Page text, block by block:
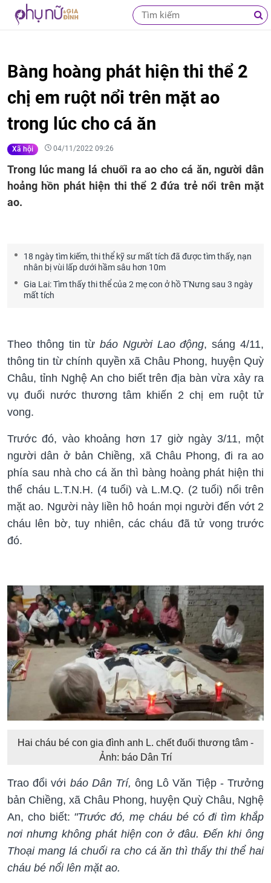
Bàng hoàng phát hiện thi thể 2
chị em ruột nổi trên mặt ao
trong lúc cho cá ăn
Xã hội 04/11/2022 09:26
Trong lúc mang lá chuối ra ao cho cá ăn, người dân
hoảng hồn phát hiện thi thể 2 đứa trẻ nổi trên mặt
ao.
18 ngày tìm kiếm, thi thể kỹ sư mất tích đã được tìm thấy, nạn
nhân bị vùi lấp dưới hầm sâu hơn 10m
Gia Lai: Tìm thấy thi thể của 2 mẹ con ở hồ T'Nưng sau 3 ngày
mất tích
Theo thông tin từbáo Người Lao động, sáng 4/11,
thông tin từ chính quyền xã Châu Phong, huyện Quỳ
Châu, tỉnh Nghệ An cho biết trên địa bàn vừa xảy ra
vụ đuối nước thương tâm khiến 2 chị em ruột tử
vong.
Trước đó, vào khoảng hơn 17 giờ ngày 3/11, một
người dân ở bản Chiềng, xã Châu Phong, đi ra ao
phía sau nhà cho cá ăn thì bàng hoàng phát hiện thi
thể cháu L.T.N.H. (4 tuổi) và L.M.Q. (2 tuổi) nổi trên
mặt ao. Người này liền hô hoán mọi người đến vớt 2
cháu lên bờ, tuy nhiên, các cháu đã tử vong trước
đó.
Hai cháu bé con gia đình anh L. chết đuối thương tâm -
Ảnh: báo Dân Trí
Trao đổi với báo Dân Trí, ông Lô Văn Tiệp - Trưởng
bản Chiềng, xã Châu Phong, huyện Quỳ Châu, Nghệ
An, cho biết: "Trước đó, mẹ cháu bé có đi tìm khắp
nơi nhưng không phát hiện con ở đâu. Đến khi ông
Thoại mang lá chuối ra cho cá ăn thì thấy thi thể hai
cháu bé nổi lên mặt ao.